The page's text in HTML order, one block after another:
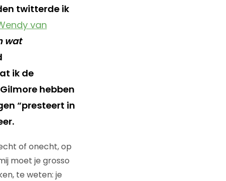
twitterde ik
van
wat
ik de
hebben
“presteert in
of onecht, op
moet je grosso
te weten: je